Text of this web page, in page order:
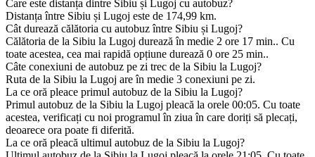
Care este distanța dintre Sibiu și Lugoj cu autobuz?
Distanța între Sibiu și Lugoj este de 174,99 km.
Cât durează călătoria cu autobuz între Sibiu și Lugoj?
Călătoria de la Sibiu la Lugoj durează în medie 2 ore 17 min.. Cu
toate acestea, cea mai rapidă opțiune durează 0 ore 25 min..
Câte conexiuni de autobuz pe zi trec de la Sibiu la Lugoj?
Ruta de la Sibiu la Lugoj are în medie 3 conexiuni pe zi.
La ce oră pleace primul autobuz de la Sibiu la Lugoj?
Primul autobuz de la Sibiu la Lugoj pleacă la orele 00:05. Cu toate
acestea, verificați cu noi programul în ziua în care doriți să plecați,
deoarece ora poate fi diferită.
La ce oră pleacă ultimul autobuz de la Sibiu la Lugoj?